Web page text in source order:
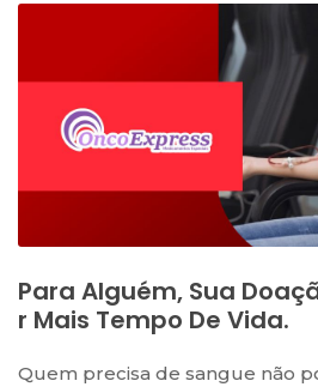
Para Alguém, Sua
R Mais Tempo De Vida.
Quem precisa de sangue não